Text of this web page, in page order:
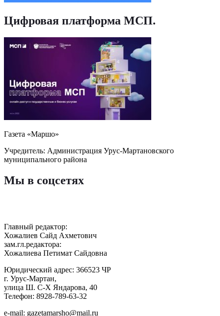
Цифровая платформа МСП.
Газета «Маршо»
Учредитель: Администрация Урус-Мартановского
муниципального района
Мы в соцсетях
Главный редактор:
Хожалиев Сайд Ахметович
зам.гл.редактора:
Хожалиева Петимат Сайдовна
Юридический адрес: 366523 ЧР
г. Урус-Мартан,
улица Ш. С-Х Яндарова, 40
Телефон: 8928-789-63-32
e-mail: gazetamarsho@mail.ru